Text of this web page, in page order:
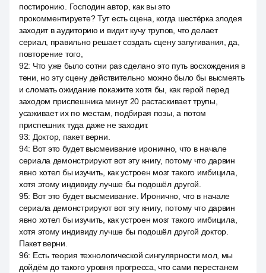
постиронию. Господин автор, как вы это
прокомментируете? Тут есть сцена, когда шестёрка злодея
заходит в аудиторию и видит кучу трупов, что делает
сериал, правильно решает создать сцену запугивания, да,
повторение того,
92: Что уже было сотни раз сделано это путь восхождения в
тени, но эту сцену действительно можно было бы высмеять
и сломать ожидание покажите хотя бы, как герой перед
заходом приспешника минут 20 растаскивает трупы,
усаживает их по местам, подбирая позы, а потом
приспешник туда даже не заходит.
93: Доктор, пакет верни.
94: Вот это будет высмеивание иронично, что в начале
сериала демонстрируют вот эту книгу, потому что дарвин
явно хотел бы изучить, как устроен мозг такого имбицила,
хотя этому индивиду лучше бы подошёл другой.
95: Вот это будет высмеивание. Иронично, что в начале
сериала демонстрируют вот эту книгу, потому что дарвин
явно хотел бы изучить, как устроен мозг такого имбицила,
хотя этому индивиду лучше бы подошёл другой доктор.
Пакет верни.
96: Есть теория технологической сингулярности мол, мы
дойдём до такого уровня прогресса, что сами перестанем